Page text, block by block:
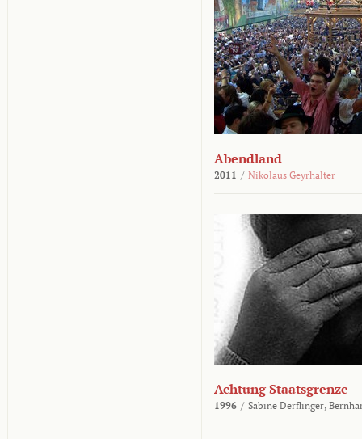
Abendland
2011 / Nikolaus Geyrhalter
Achtung Staatsgrenze
1996 / Sabine Derflinger,